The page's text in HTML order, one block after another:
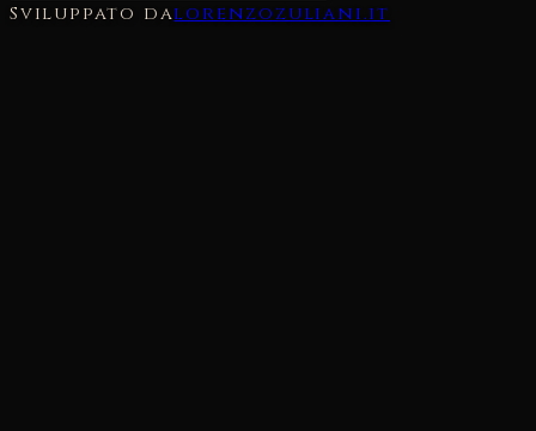
Sviluppato dalorenzozuliani.it